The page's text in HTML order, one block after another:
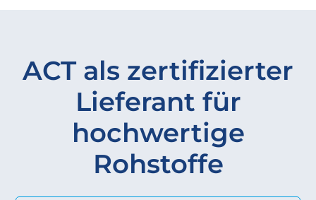
ACT als zertifizierter
Lieferant für
hochwertige
Rohstoffe